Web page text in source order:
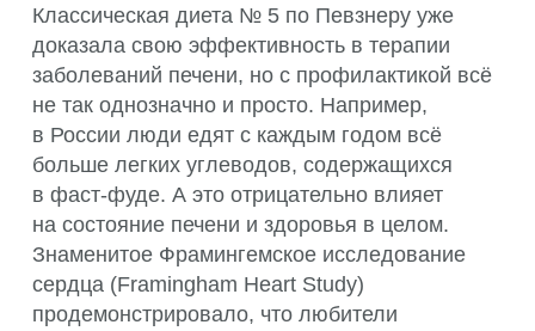
Классическая диета № 5 по Певзнеру уже
доказала свою эффективность в терапии
заболеваний печени, но с профилактикой всё
не так однозначно и просто. Например,
в России люди едят с каждым годом всё
больше легких углеводов, содержащихся
в фаст-фуде. А это отрицательно влияет
на состояние печени и здоровья в целом.
Знаменитое Фрамингемское исследование
сердца (Framingham Heart Study)
продемонстрировало, что любители